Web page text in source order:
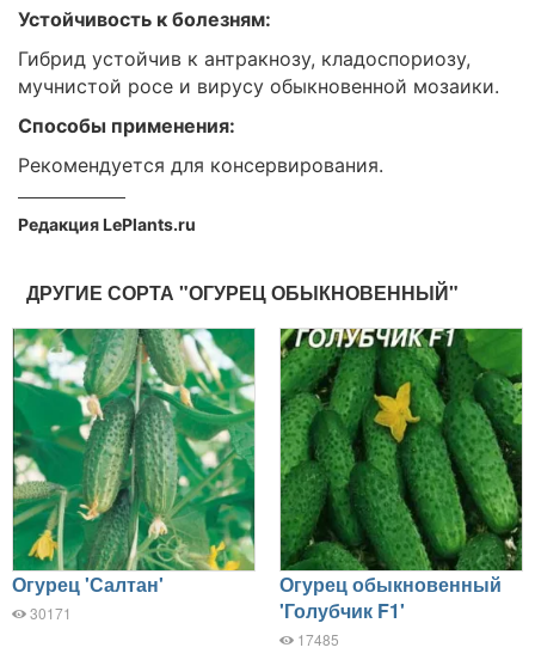
Устойчивость к болезням:
Гибрид устойчив к антракнозу, кладоспориозу,
мучнистой росе и вирусу обыкновенной мозаики.
Способы применения:
Рекомендуется для консервирования.
Редакция LePlants.ru
ДРУГИЕ СОРТА "ОГУРЕЦ ОБЫКНОВЕННЫЙ"
Огурец 'Салтан'
30171
Огурец обыкновенный
'Голубчик F1'
17485